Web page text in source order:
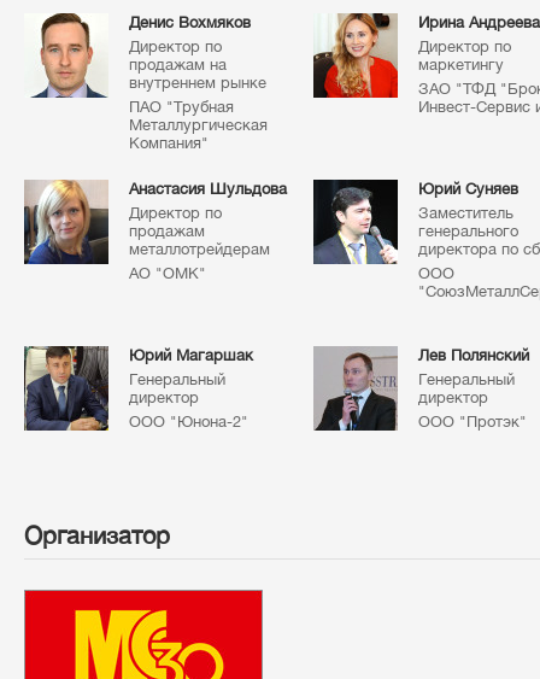
Денис Вохмяков
Директор по
продажам на
внутреннем рынке
ПАО "Трубная
Металлургическая
Компания"
Ирина Андреева
Директор по
маркетингу
ЗАО "ТФД
Инвест-Сервис
Анастасия Шульдова
Директор по
продажам
металлотрейдерам
АО "ОМК"
Юрий Суняев
Заместитель
генерального
директора по
ООО
Юрий Магаршак
Генеральный
директор
ООО "Юнона-2"
Лев Полянский
Генеральный
директор
ООО "Протэк"
Организатор